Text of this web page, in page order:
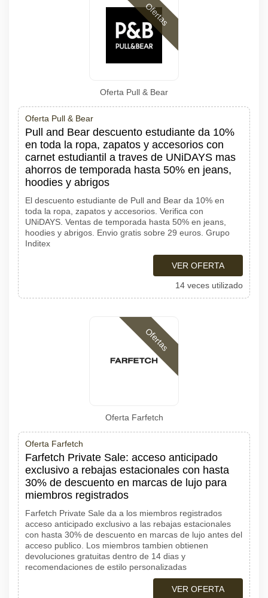
Ofertas
Oferta Pull & Bear
Oferta Pull & Bear
Pull and Bear descuento estudiante da 10%
en toda la ropa, zapatos y accesorios con
carnet estudiantil a traves de UNiDAYS mas
ahorros de temporada hasta 50% en jeans,
hoodies y abrigos
El descuento estudiante de Pull and Bear da 10% en
toda la ropa, zapatos y accesorios. Verifica con
UNiDAYS. Ventas de temporada hasta 50% en jeans,
hoodies y abrigos. Envio gratis sobre 29 euros. Grupo
Inditex
VER OFERTA
14 veces utilizado
Ofertas
Oferta Farfetch
Oferta Farfetch
Farfetch Private Sale: acceso anticipado
exclusivo a rebajas estacionales con hasta
30% de descuento en marcas de lujo para
miembros registrados
Farfetch Private Sale da a los miembros registrados
acceso anticipado exclusivo a las rebajas estacionales
con hasta 30% de descuento en marcas de lujo antes del
acceso publico. Los miembros tambien obtienen
devoluciones gratuitas dentro de 14 dias y
recomendaciones de estilo personalizadas
VER OFERTA